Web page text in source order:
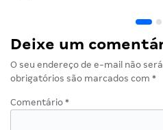
Deixe um
O seu endereço de e-mail não
obrigatórios são marcados com *
Comentário *